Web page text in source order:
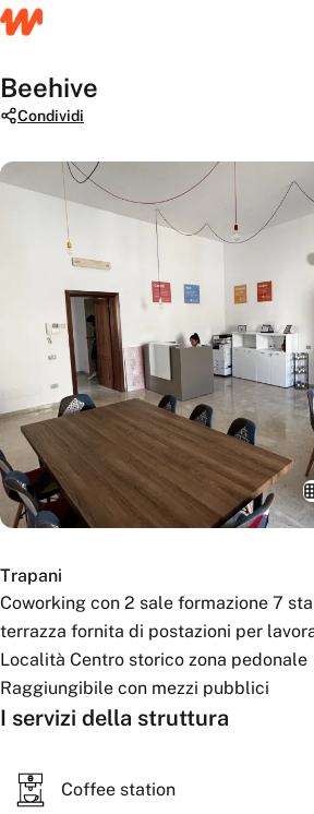
Beehive
Condividi
Trapani
Coworking con 2 sale formazione 7
terrazza fornita di postazioni per
Località Centro storico zona pedonale
Raggiungibile con mezzi pubblici
I servizi della struttura
Coffee station